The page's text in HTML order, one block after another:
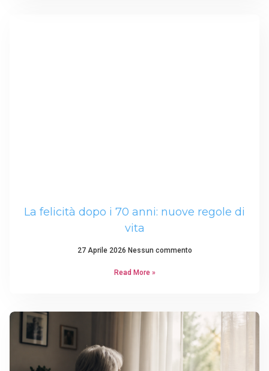
La felicità dopo i 70 anni: nuove regole di
vita
27 Aprile 2026 Nessun commento
Read More »